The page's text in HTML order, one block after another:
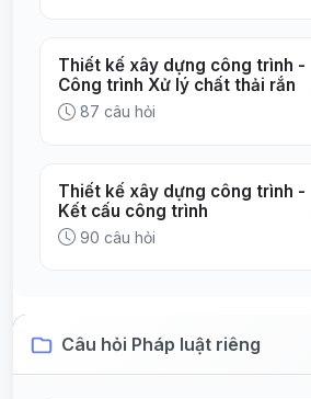
Thiết kế xây dựng công trình -
Công trình Xử lý chất thải rắn
87 câu hỏi
Thiết kế xây dựng công trình -
Kết cấu công trình
90 câu hỏi
Câu hỏi Pháp luật riêng